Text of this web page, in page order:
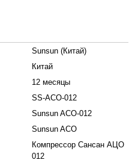
Sunsun (Китай)
Китай
12 месяцы
SS-ACO-012
Sunsun ACO-012
Sunsun ACO
Компрессор Сансан АЦО
012